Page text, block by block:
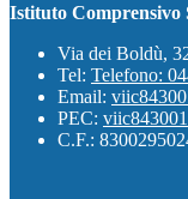
Istituto Comprensivo
Via dei Boldù,
Tel: Telefono:
Email:
PEC:
C.F.: